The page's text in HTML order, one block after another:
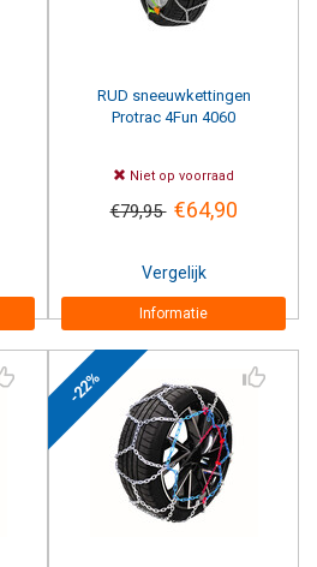
RUD sneeuwkettingen
Protrac 4Fun 4060
Niet op voorraad
€79,95 €64,90
Vergelijk
Informatie
-22%